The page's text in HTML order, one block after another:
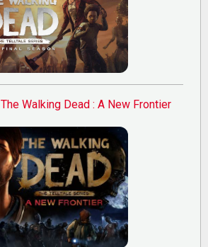
The Walking Dead : A New Frontier